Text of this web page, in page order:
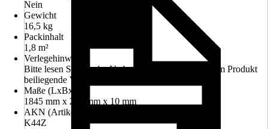
Nein
Gewicht
16,5 kg
Packinhalt
1,8 m²
Verlegehinweis
Bitte lesen Sie vor der Verlegung ausführlich die dem Produkt
beiliegende Verlegeanleitung
Maße (LxBxS)
1845 mm x 244 mm x 10 mm
AKN (Artikelkurznummer)
K44Z